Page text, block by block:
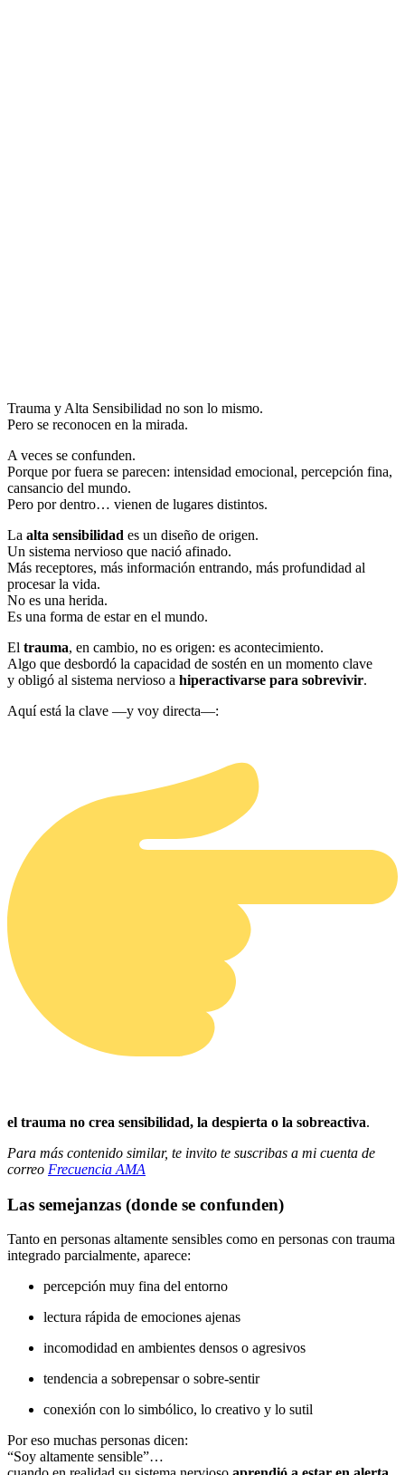
Trauma y Alta Sensibilidad no son lo mismo.
Pero se reconocen en la mirada.
A veces se confunden.
Porque por fuera se parecen: intensidad emocional, percepción fina,
cansancio del mundo.
Pero por dentro… vienen de lugares distintos.
La alta sensibilidad es un diseño de origen.
Un sistema nervioso que nació afinado.
Más receptores, más información entrando, más profundidad al
procesar la vida.
No es una herida.
Es una forma de estar en el mundo.
El trauma, en cambio, no es origen: es acontecimiento.
Algo que desbordó la capacidad de sostén en un momento clave
y obligó al sistema nervioso a hiperactivarse para sobrevivir.
Aquí está la clave —y voy directa—:
el trauma no crea sensibilidad, la despierta o la sobreactiva.
Para más contenido similar, te invito te suscribas a mi cuenta de
correo Frecuencia AMA
Las semejanzas (donde se confunden)
Tanto en personas altamente sensibles como en personas con trauma
integrado parcialmente, aparece:
percepción muy fina del entorno
lectura rápida de emociones ajenas
incomodidad en ambientes densos o agresivos
tendencia a sobrepensar o sobre-sentir
conexión con lo simbólico, lo creativo y lo sutil
Por eso muchas personas dicen:
“Soy altamente sensible”…